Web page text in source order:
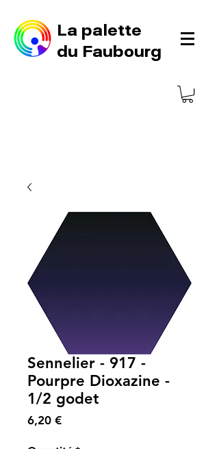
La palette
du Faubourg
Sennelier - 917 -
Pourpre Dioxazine -
1/2 godet
6,20 €Prix